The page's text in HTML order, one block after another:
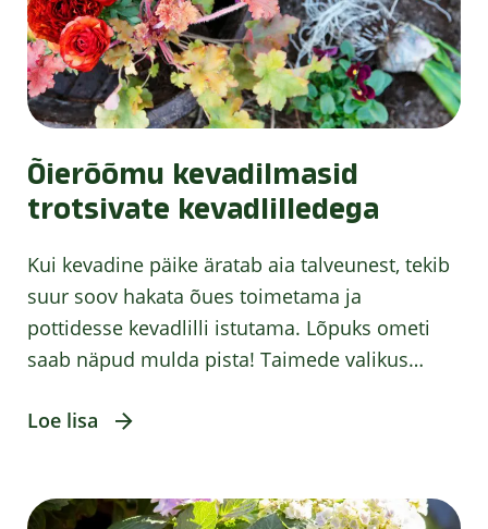
Õierõõmu kevadilmasid
trotsivate kevadlilledega
Kui kevadine päike äratab aia talveunest, tekib
suur soov hakata õues toimetama ja
pottidesse kevadlilli istutama. Lõpuks ometi
saab näpud mulda pista! Taimede valikus…
Loe lisa